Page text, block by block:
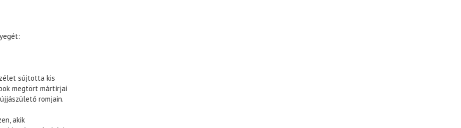
sújtotta kis
megtört mártírjai
romjain.
akik